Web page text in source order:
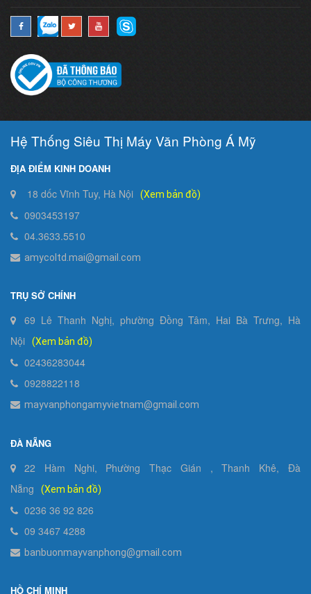
Hệ Thống Siêu Thị Máy Văn Phòng Á Mỹ
ĐỊA ĐIỂM KINH DOANH
18 dốc Vĩnh Tuy, Hà Nội (Xem bản đồ)
0903453197
04.3633.5510
amycoltd.mai@gmail.com
TRỤ SỞ CHÍNH
69 Lê Thanh Nghị, phường Đồng Tâm, Hai Bà Trưng, Hà
Nội
(Xem bản đồ)
02436283044
0928822118
mayvanphongamyvietnam@gmail.com
ĐÀ NẴNG
22 Hàm Nghi, Phường Thạc Gián , Thanh Khê, Đà
Nẵng
(Xem bản đồ)
0236 36 92 826
09 3467 4288
banbuonmayvanphong@gmail.com
HỒ CHÍ MINH